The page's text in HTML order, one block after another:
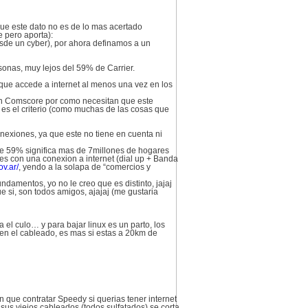
este dato no es de lo mas acertado
pero aporta):
un cyber), por ahora definamos a un
muy lejos del 59% de Carrier.
accede a internet al menos una vez en los
por como necesitan que este
el criterio (como muchas de las cosas que
ya que este no tiene en cuenta ni
59% significa mas de 7millones de hogares
con una conexion a internet (dial up + Banda
, yendo a la solapa de “comercios y
yo no le creo que es distinto, jajaj
si, son todos amigos, ajajaj (me gustaria
el culo… y para bajar linux es un parto, los
el cableado, es mas si estas a 20km de
que contratar Speedy si querias tener internet